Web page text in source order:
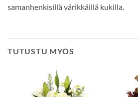
samanhenkisillä värikkäillä kukilla.
TUTUSTU MYÖS